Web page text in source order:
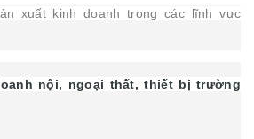
xuất kinh doanh trong các lĩnh vực
nội, ngoại thất, thiết bị trường